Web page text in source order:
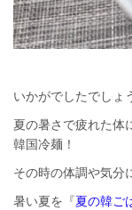
いかがでしたでしょ
夏の暑さで疲れた体
韓国冷麺！
その時の体調や気分
暑い夏を『夏の韓ご